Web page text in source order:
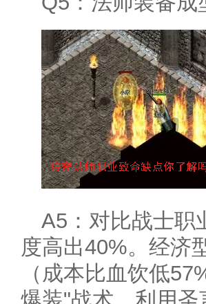
A5：对比战士职
度高出40%。经济
（成本比血饮低